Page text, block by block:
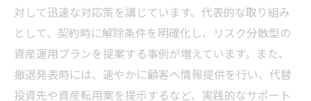
対して迅速な対応策を講じています。代表的な取り組み
として、契約時に解除条件を明確化し、リスク分散型の
資産運用プランを提案する事例が増えています。また、
撤退発表時には、速やかに顧客へ情報提供を行い、代替
投資先や資産転用案を提示するなど、実践的なサポート